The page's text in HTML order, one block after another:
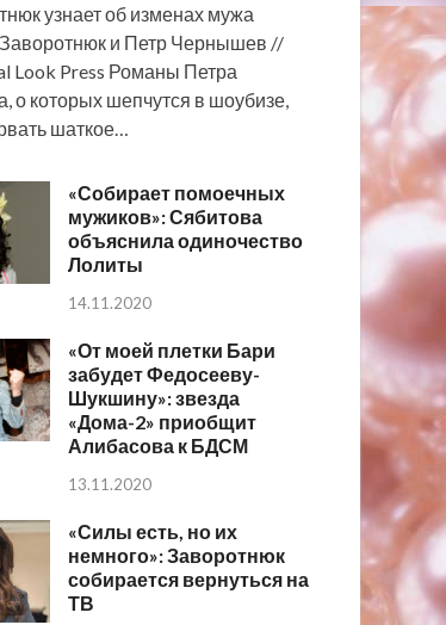
узнает об изменах мужа
и Петр Чернышев //
Look Press Романы Петра
о которых шепчутся в шоубизе,
шаткое…
«Собирает помоечных
мужиков»: Сябитова
объяснила одиночество
Лолиты
14.11.2020
«От моей плетки Бари
забудет Федосееву-
Шукшину»: звезда
«Дома-2» приобщит
Алибасова к БДСМ
13.11.2020
«Силы есть, но их
немного»: Заворотнюк
собирается вернуться на
ТВ